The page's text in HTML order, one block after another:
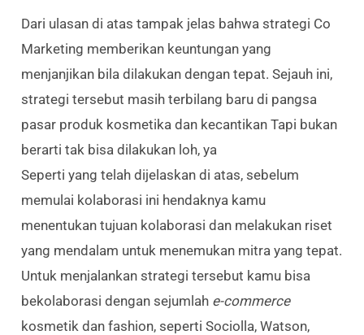
Dari ulasan di atas tampak jelas bahwa strategi Co
Marketing memberikan keuntungan yang
menjanjikan bila dilakukan dengan tepat. Sejauh ini,
strategi tersebut masih terbilang baru di pangsa
pasar produk kosmetika dan kecantikan Tapi bukan
berarti tak bisa dilakukan loh, ya
Seperti yang telah dijelaskan di atas, sebelum
memulai kolaborasi ini hendaknya kamu
menentukan tujuan kolaborasi dan melakukan riset
yang mendalam untuk menemukan mitra yang tepat.
Untuk menjalankan strategi tersebut kamu bisa
bekolaborasi dengan sejumlah e-commerce
kosmetik dan fashion, seperti Sociolla, Watson,